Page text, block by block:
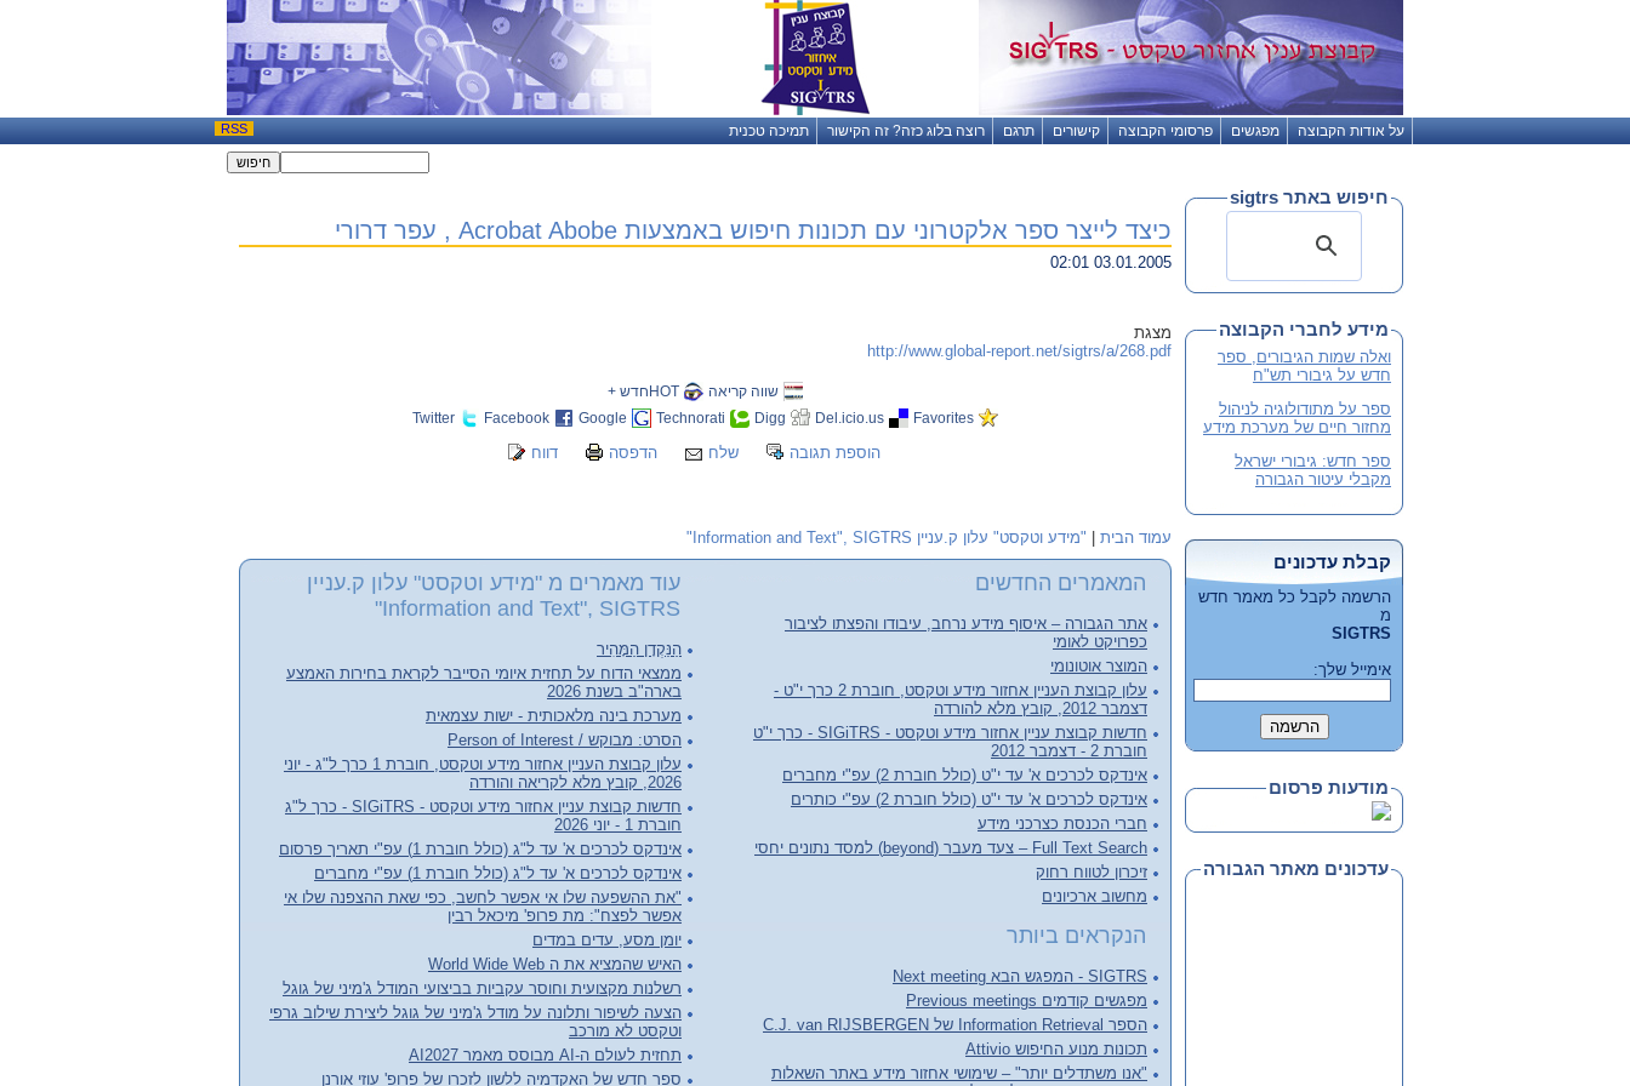
RSS על אודות הקבוצה מפגשים פרסומי הקבוצה קישורים תרגם רוצה בלוג כזה? זה הקישור תמיכה טכנית
כיצד לייצר ספר אלקטרוני עם תכונות חיפוש באמצעות Acrobat Abobe , עפר דרורי
03.01.2005 02:01
מצגת
http://www.global-report.net/sigtrs/a/268.pdf
שווה קריאה
HOTחדש +
Favorites
Del.icio.us
Digg
Technorati
Google
Facebook
Twitter
הוספת תגובה שלח הדפסה דווח
עמוד הבית | "מידע וטקסט" עלון ק.עניין Information and Text", SIGTRS"
המאמרים החדשים
אתר הגבורה – איסוף מידע נרחב, עיבודו והפצתו לציבור
כפרויקט לאומי
המוצר אוטונומי
עלון קבוצת העניין אחזור מידע וטקסט, חוברת 2 כרך י"ט -
דצמבר 2012, קובץ מלא להורדה
חדשות קבוצת עניין אחזור מידע וטקסט - SIGiTRS - כרך י"ט
חוברת 2 - דצמבר 2012
אינדקס לכרכים א' עד י"ט (כולל חוברת 2) עפ"י מחברים
אינדקס לכרכים א' עד י"ט (כולל חוברת 2) עפ"י כותרים
חברי הכנסת כצרכני מידע
Full Text Search – צעד מעבר (beyond) למסד נתונים יחסי
זיכרון לטווח רחוק
מחשוב ארכיונים
הנקראים ביותר
SIGTRS - המפגש הבא Next meeting
מפגשים קודמים Previous meetings
הספר Information Retrieval של C.J. van RIJSBERGEN
תכונות מנוע החיפוש Attivio
"אנו משתדלים יותר" – שימושי אחזור מידע באתר השאלות
עוד מאמרים מ "מידע וטקסט" עלון ק.עניין
Information and Text", SIGTRS"
הַנַּקְדָן הַמָּהִיר
ממצאי הדוח על תחזית איומי הסייבר לקראת בחירות האמצע
בארה"ב בשנת 2026
מערכת בינה מלאכותית - ישות עצמאית
הסרט: מבוקש / Person of Interest
עלון קבוצת העניין אחזור מידע וטקסט, חוברת 1 כרך ל"ג - יוני
2026, קובץ מלא לקריאה והורדה
חדשות קבוצת עניין אחזור מידע וטקסט - SIGiTRS - כרך ל"ג
חוברת 1 - יוני 2026
אינדקס לכרכים א' עד ל"ג (כולל חוברת 1) עפ"י תאריך פרסום
אינדקס לכרכים א' עד ל"ג (כולל חוברת 1) עפ"י מחברים
"את ההשפעה שלו אי אפשר לחשב, כפי שאת ההצפנה שלו אי
אפשר לפצח": מת פרופ' מיכאל רבין
יומן מסע, עדים במדים
האיש שהמציא את ה World Wide Web
רשלנות מקצועית וחוסר עקביות בביצועי המודל ג'מיני של גוגל
הצעה לשיפור ותלונה על מודל ג'מיני של גוגל ליצירת שילוב גרפי
וטקסט לא מורכב
תחזית לעולם ה-AI מבוסס מאמר AI2027
ספר חדש של האקדמיה ללשון לזכרו של פרופ' עוזי אורנן
חיפוש באתר sigtrs
מידע לחברי הקבוצה
ואלה שמות הגיבורים, ספר
חדש על גיבורי תש"ח
ספר על מתודולוגיה לניהול
מחזור חיים של מערכת מידע
ספר חדש: גיבורי ישראל
מקבלי עיטור הגבורה
קבלת עדכונים
הרשמה לקבל כל מאמר חדש
מ
SIGTRS
אימייל שלך:
מודעות פרסום
עדכונים מאתר הגבורה